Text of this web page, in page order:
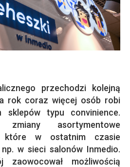
przechodzi kolejną
rok coraz więcej osób robi
sklepów typu convinience.
asortymentowe
które w ostatnim czasie
w sieci salonów Inmedio.
możliwością